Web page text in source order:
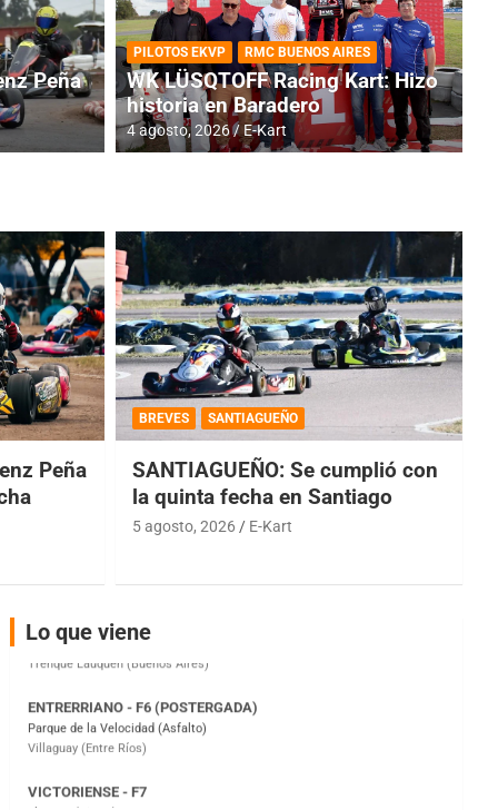
RMC BUENOS AIRES
Cerró una jornada
Peña
PILOTOS EKVP RMC BUENOS AIRES
WK LÜSQTOFF Racing Kart: Hizo
historia en Baradero
4 agosto, 2026 E-Kart
Peña
BREVES SANTIAGUEÑO
SANTIAGUEÑO: Se cumplió con
la quinta fecha en Santiago
5 agosto, 2026 E-Kart
Lo que viene
COBERTURA ESPECIAL DE E-KART.COM.AR
08/09-AGO
IAME SERIES ARGENTINA 6
Ramiro Tot (Asfalto)
Parque de la Velocidad (Asfalto)
Victoria (Entre Ríos)